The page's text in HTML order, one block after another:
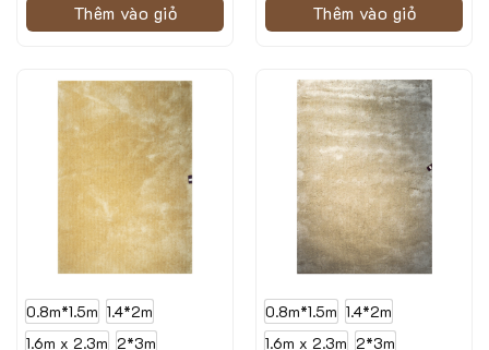
Thêm vào giỏ Thêm vào giỏ
0.8m*1.5m 1.4*2m
1.6m x 2.3m 2*3m
0.8m*1.5m 1.4*2m
1.6m x 2.3m 2*3m